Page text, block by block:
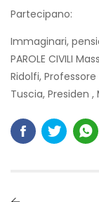
Partecipano:
Immaginari,
PAROLE CIVILI
Ridolfi,
Tuscia, Presiden ,